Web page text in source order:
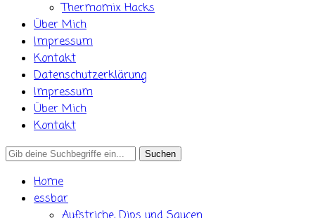
Thermomix Hacks
Über Mich
Impressum
Kontakt
Datenschutzerklärung
Impressum
Über Mich
Kontakt
Search
Home
essbar